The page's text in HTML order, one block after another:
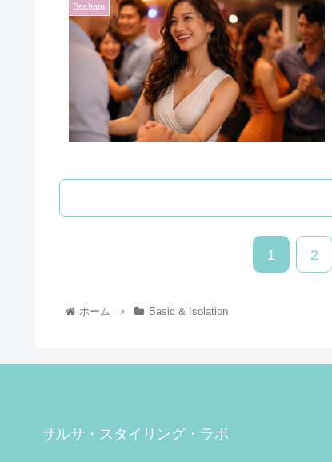
Bachata
1 2
ホーム Basic & Isolation
サルサ・スタイリング・ラボ